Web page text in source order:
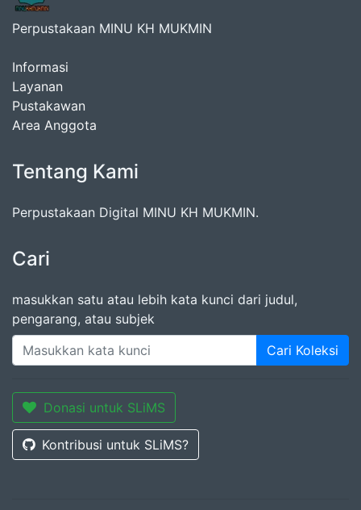
Perpustakaan MINU KH MUKMIN
Informasi
Layanan
Pustakawan
Area Anggota
Tentang Kami
Perpustakaan Digital MINU KH MUKMIN.
Cari
masukkan satu atau lebih kata kunci dari judul,
pengarang, atau subjek
Cari Koleksi
Donasi untuk SLiMS
Kontribusi untuk SLiMS?